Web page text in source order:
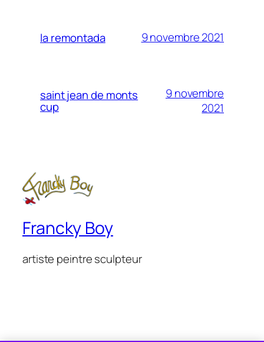
la remontada 9 novembre 2021
saint jean de monts
cup
9 novembre
2021
Francky Boy
artiste peintre sculpteur